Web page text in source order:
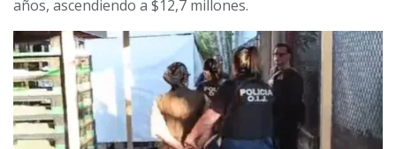
años, ascendiendo a $12,7 millones.